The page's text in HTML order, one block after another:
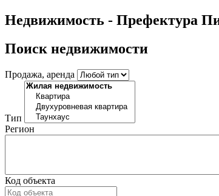
Недвижимость - Префектура
Поиск недвижимости
Продажа, аренда
Тип
Регион
Код объекта